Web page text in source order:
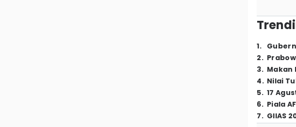
1.
2.
3. Makan
4. Nilai
5. 17
6. Piala
7. GIIAS